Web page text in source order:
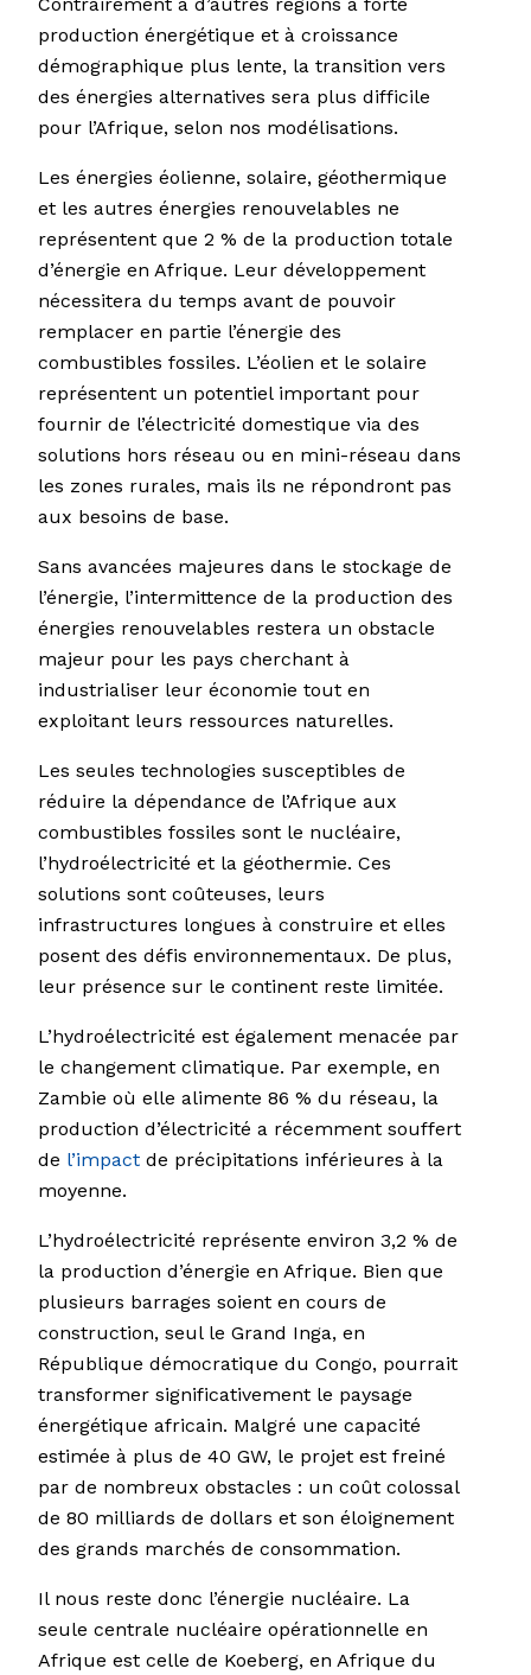
production énergétique et à croissance
démographique plus lente, la transition vers
des énergies alternatives sera plus difficile
pour l’Afrique, selon nos modélisations.
Les énergies éolienne, solaire, géothermique
et les autres énergies renouvelables ne
représentent que 2 % de la production totale
d’énergie en Afrique. Leur développement
nécessitera du temps avant de pouvoir
remplacer en partie l’énergie des
combustibles fossiles. L’éolien et le solaire
représentent un potentiel important pour
fournir de l’électricité domestique via des
solutions hors réseau ou en mini-réseau dans
les zones rurales, mais ils ne répondront pas
aux besoins de base.
Sans avancées majeures dans le stockage de
l’énergie, l’intermittence de la production des
énergies renouvelables restera un obstacle
majeur pour les pays cherchant à
industrialiser leur économie tout en
exploitant leurs ressources naturelles.
Les seules technologies susceptibles de
réduire la dépendance de l’Afrique aux
combustibles fossiles sont le nucléaire,
l’hydroélectricité et la géothermie. Ces
solutions sont coûteuses, leurs
infrastructures longues à construire et elles
posent des défis environnementaux. De plus,
leur présence sur le continent reste limitée.
L’hydroélectricité est également menacée par
le changement climatique. Par exemple, en
Zambie où elle alimente 86 % du réseau, la
production d’électricité a récemment souffert
de l’impact de précipitations inférieures à la
moyenne.
L’hydroélectricité représente environ 3,2 % de
la production d’énergie en Afrique. Bien que
plusieurs barrages soient en cours de
construction, seul le Grand Inga, en
République démocratique du Congo, pourrait
transformer significativement le paysage
énergétique africain. Malgré une capacité
estimée à plus de 40 GW, le projet est freiné
par de nombreux obstacles : un coût colossal
de 80 milliards de dollars et son éloignement
des grands marchés de consommation.
Il nous reste donc l’énergie nucléaire. La
seule centrale nucléaire opérationnelle en
Afrique est celle de Koeberg, en Afrique du